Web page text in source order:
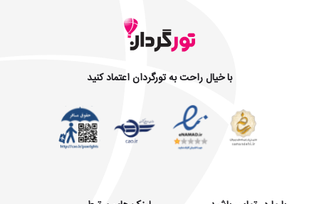
با خیال راحت به تورگردان اعتماد کنید